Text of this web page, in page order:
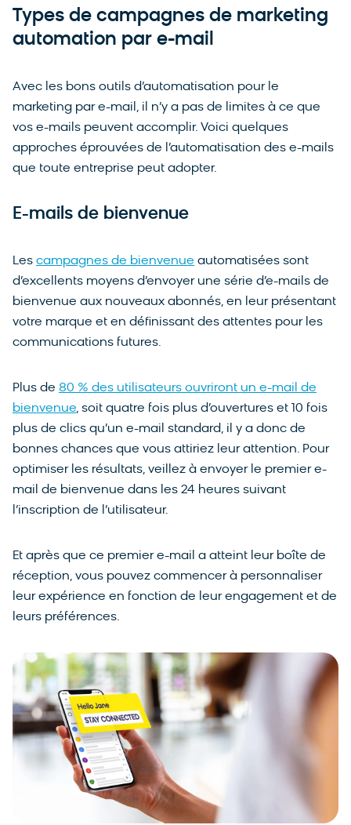
Types de campagnes de marketing
automation par e-mail
Avec les bons outils d’automatisation pour le
marketing par e-mail, il n’y a pas de limites à ce que
vos e-mails peuvent accomplir. Voici quelques
approches éprouvées de l’automatisation des e-mails
que toute entreprise peut adopter.
E-mails de bienvenue
Les campagnes de bienvenue automatisées sont
d’excellents moyens d’envoyer une série d’e-mails de
bienvenue aux nouveaux abonnés, en leur présentant
votre marque et en définissant des attentes pour les
communications futures.
Plus de 80 % des utilisateurs ouvriront un e-mail de
bienvenue, soit quatre fois plus d’ouvertures et 10 fois
plus de clics qu’un e-mail standard, il y a donc de
bonnes chances que vous attiriez leur attention. Pour
optimiser les résultats, veillez à envoyer le premier e-
mail de bienvenue dans les 24 heures suivant
l’inscription de l’utilisateur.
Et après que ce premier e-mail a atteint leur boîte de
réception, vous pouvez commencer à personnaliser
leur expérience en fonction de leur engagement et de
leurs préférences.